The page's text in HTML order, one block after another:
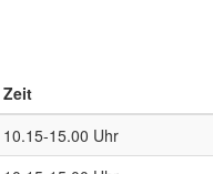
Zeit
10.15-15.00 Uhr